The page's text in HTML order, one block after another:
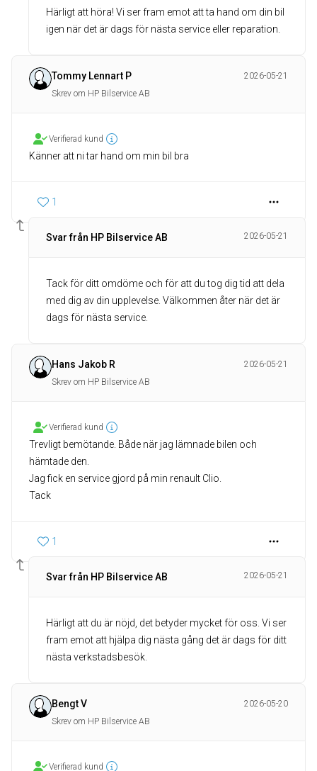
Härligt att höra! Vi ser fram emot att ta hand om din bil
igen när det är dags för nästa service eller reparation.
Tommy Lennart P
2026-05-21
Skrev om HP Bilservice AB
Verifierad kund
Känner att ni tar hand om min bil bra
1
Svar från HP Bilservice AB 2026-05-21
Tack för ditt omdöme och för att du tog dig tid att dela
med dig av din upplevelse. Välkommen åter när det är
dags för nästa service.
Hans Jakob R
2026-05-21
Skrev om HP Bilservice AB
Verifierad kund
Trevligt bemötande. Både när jag lämnade bilen och
hämtade den.
Jag fick en service gjord på min renault Clio.
Tack
1
Svar från HP Bilservice AB 2026-05-21
Härligt att du är nöjd, det betyder mycket för oss. Vi ser
fram emot att hjälpa dig nästa gång det är dags för ditt
nästa verkstadsbesök.
Bengt V
2026-05-20
Skrev om HP Bilservice AB
Verifierad kund